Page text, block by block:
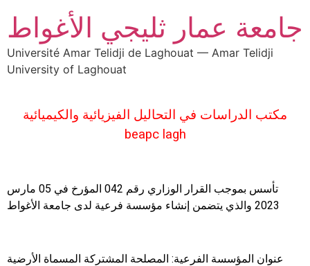
جامعة عمار ثليجي الأغواط
Université Amar Telidji de Laghouat — Amar Telidji
University of Laghouat
مكتب الدراسات في التحاليل الفيزيائية والكيميائية
beapc lagh
تأسس بموجب القرار الوزاري رقم 042 المؤرخ في 05 مارس
2023 والذي يتضمن إنشاء مؤسسة فرعية لدى جامعة الأغواط
عنوان المؤسسة الفرعية: المصلحة المشتركة المسماة الأرضية